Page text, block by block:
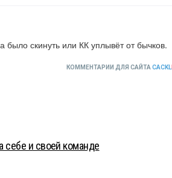
скинуть или КК уплывёт от бычков.
КОММЕНТАРИИ ДЛЯ САЙТА CACKL
и своей команде